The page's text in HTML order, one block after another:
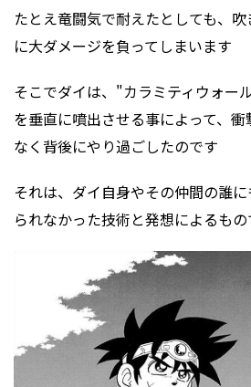
たとえ竜闘気で耐えたとしても、
に大ダメージを負ってしまいます
そこでダイは、"カラミティウォー
を垂直に噴出させる事によって、
なく背後にやり過ごしたのです
それは、ダイ自身やその仲間の誰
られなかった技術と発想によるも